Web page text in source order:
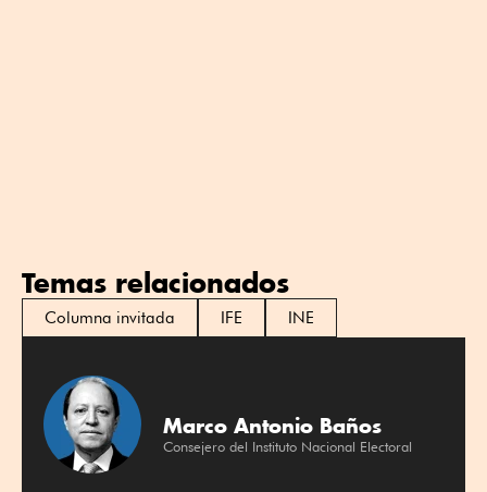
Temas relacionados
Columna invitada IFE INE
Marco Antonio Baños
Consejero del Instituto Nacional Electoral